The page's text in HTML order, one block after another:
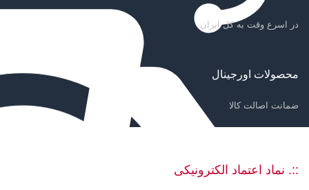
در اسرع وقت به کل ایران
محصولات اورجینال
ضمانت اصالت کالا
::. نماد اعتماد الکترونیکی